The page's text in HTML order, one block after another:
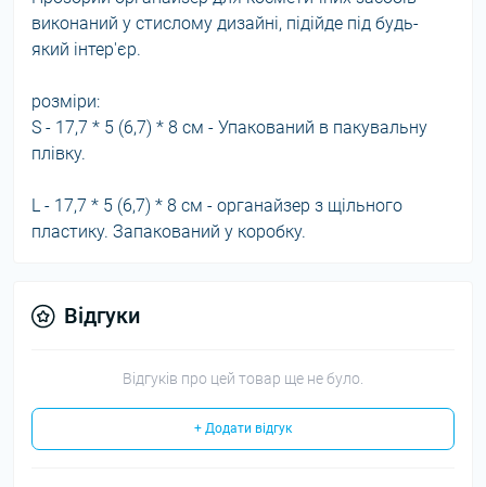
виконаний у стислому дизайні, підійде під будь-
який інтер'єр.
розміри:
S - 17,7 * 5 (6,7) * 8 см - Упакований в пакувальну
плівку.
L - 17,7 * 5 (6,7) * 8 см - органайзер з щільного
пластику. Запакований у коробку.
Відгуки
Відгуків про цей товар ще не було.
+ Додати відгук